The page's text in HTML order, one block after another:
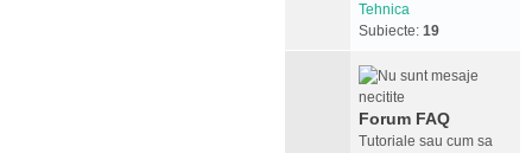
Tehnica
Subiecte: 19
Forum FAQ
Tutoriale sau cum sa